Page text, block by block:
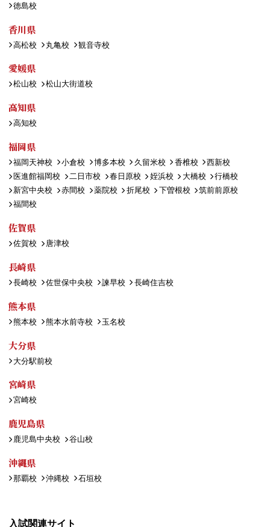
徳島校
香川県
高松校 丸亀校 観音寺校
愛媛県
松山校 松山大街道校
高知県
高知校
福岡県
福岡天神校 小倉校 博多本校 久留米校 香椎校
西新校
医進館福岡校
二日市校 春日原校 姪浜校 大橋校
行橋校
新宮中央校
赤間校 薬院校 折尾校 下曽根校
筑前前原校
福間校
佐賀県
佐賀校 唐津校
長崎県
長崎校 佐世保中央校 諫早校 長崎住吉校
熊本県
熊本校 熊本水前寺校 玉名校
大分県
大分駅前校
宮崎県
宮崎校
鹿児島県
鹿児島中央校 谷山校
沖縄県
那覇校 沖縄校 石垣校
入試関連サイト